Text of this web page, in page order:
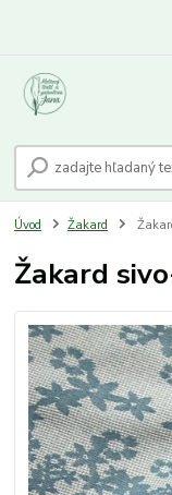
Úvod Žakard
Žakard